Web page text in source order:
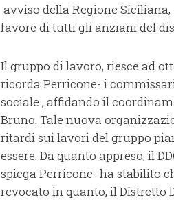
avviso della Regione
favore di tutti gli anziani del
Il gruppo di lavoro, riesce ad
ricorda Perricone- i
sociale , affidando il
Bruno. Tale nuova
ritardi sui lavori del gruppo
essere. Da quanto appreso, il
spiega Perricone- ha stabilito
revocato in quanto, il Distretto